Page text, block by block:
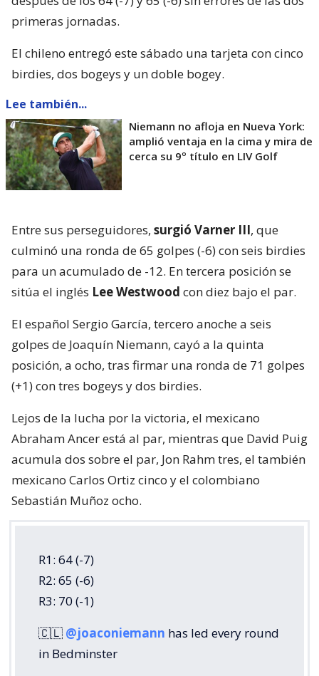
primeras jornadas.
El chileno entregó este sábado una tarjeta con cinco
birdies, dos bogeys y un doble bogey.
Lee también...
Niemann no afloja en Nueva York:
amplió ventaja en la cima y mira de
cerca su 9º título en LIV Golf
Entre sus perseguidores, surgió Varner III, que
culminó una ronda de 65 golpes (-6) con seis birdies
para un acumulado de -12. En tercera posición se
sitúa el inglés Lee Westwood con diez bajo el par.
El español Sergio García, tercero anoche a seis
golpes de Joaquín Niemann, cayó a la quinta
posición, a ocho, tras firmar una ronda de 71 golpes
(+1) con tres bogeys y dos birdies.
Lejos de la lucha por la victoria, el mexicano
Abraham Ancer está al par, mientras que David Puig
acumula dos sobre el par, Jon Rahm tres, el también
mexicano Carlos Ortiz cinco y el colombiano
Sebastián Muñoz ocho.
R1: 64 (-7)
R2: 65 (-6)
R3: 70 (-1)
🇨🇱 @joaconiemann has led every round
in Bedminster